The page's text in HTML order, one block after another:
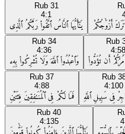
Rub 31
4:1
يَـٰٓأَيُّهَا ٱلنَّاسُ ٱتَّقُوا۟ رَبَّكُمُ ٱلَّذِى أَزْوَٰجُكُمْ
Rub 34
4:36
وَٱعْبُدُوا۟ ٱللَّهَ وَلَا تُشْرِكُوا۟ بِهِۦ
Rub
4:58
أَن تُؤَدُّوا۟
Rub 37
4:88
فَمَا لَكُمْ فِى ٱلْمُنَـٰفِقِينَ فِئَتَيْنِ
Rub
4:100
فِى سَبِيلِ ٱللَّهِ
Rub 40
4:135